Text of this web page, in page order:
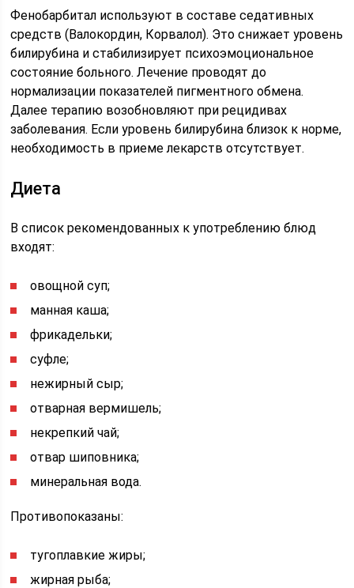
Фенобарбитал используют в составе седативных
средств (Валокордин, Корвалол). Это снижает уровень
билирубина и стабилизирует психоэмоциональное
состояние больного. Лечение проводят до
нормализации показателей пигментного обмена.
Далее терапию возобновляют при рецидивах
заболевания. Если уровень билирубина близок к норме,
необходимость в приеме лекарств отсутствует.
Диета
В список рекомендованных к употреблению блюд
входят:
овощной суп;
манная каша;
фрикадельки;
суфле;
нежирный сыр;
отварная вермишель;
некрепкий чай;
отвар шиповника;
минеральная вода.
Противопоказаны:
тугоплавкие жиры;
жирная рыба;